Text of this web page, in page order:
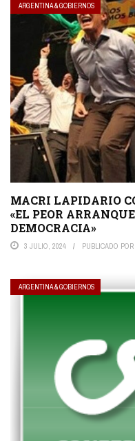
ARGENTINA & GOBIERNOS
MACRI LAPIDARIO
«EL PEOR
DEMOCRACIA»
3 JULIO, 2024 PUBLICADO POR
ARGENTINA & GOBIERNOS